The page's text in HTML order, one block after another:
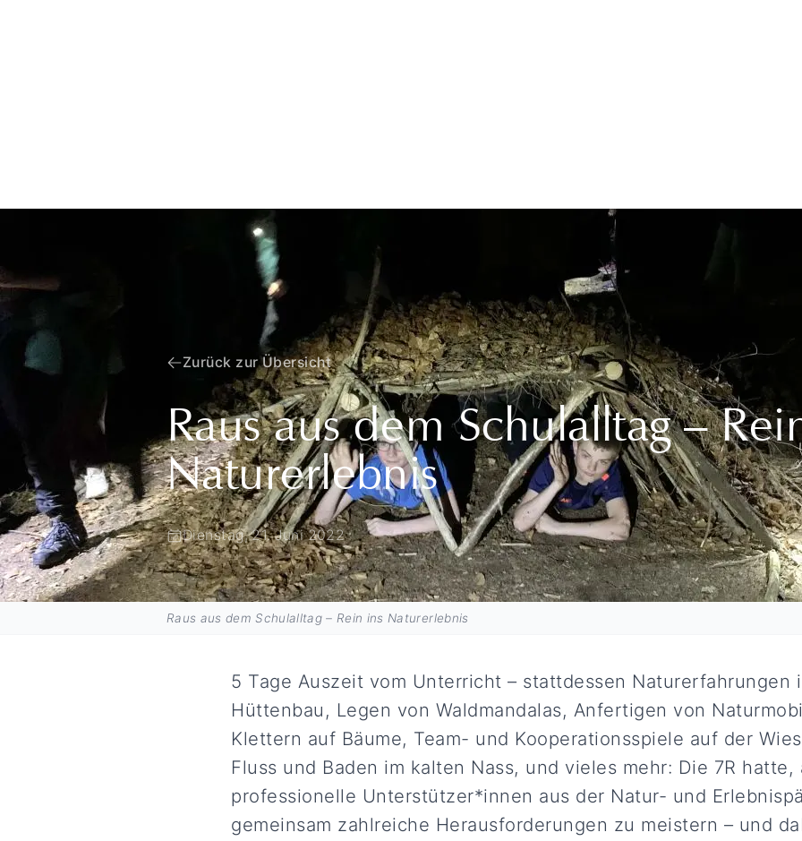
Zurück zur Übersicht
Raus aus dem Schulalltag –
Naturerlebnis
Dienstag, 21. Juni 2022
Raus aus dem Schulalltag – Rein ins Naturerlebnis
5 Tage Auszeit vom Unterricht – stattdessen Naturerfahrungen
Hüttenbau, Legen von Waldmandalas, Anfertigen von
Klettern auf Bäume, Team- und Kooperationsspiele auf der
Fluss und Baden im kalten Nass, und vieles mehr: Die 7R
professionelle Unterstützer*innen aus der Natur- und
gemeinsam zahlreiche Herausforderungen zu meistern – und